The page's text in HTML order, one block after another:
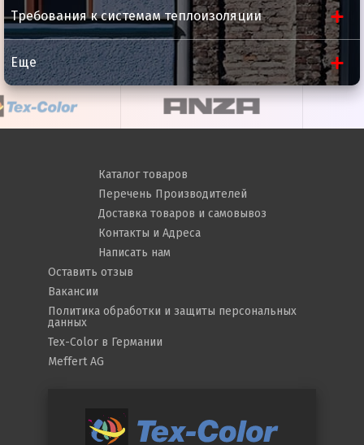
Требования к системам теплоизоляции
Еще
Каталог товаров
Перечень Производителей
Доставка товаров и самовывоз
Контакты и Адреса
Написать нам
Оставить отзыв
Вакансии
Политика обработки и защиты персональных
данных
Tex-Color в Германии
Meffert AG